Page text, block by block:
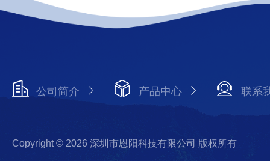
公司简介 产品中心 联系
Copyright © 2026 深圳市恩阳科技有限公司 版权所有